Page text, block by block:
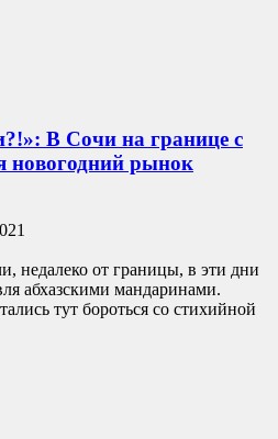
В Сочи на границе с
новогодний рынок
недалеко от границы, в эти дни
абхазскими мандаринами.
тут бороться со стихийной